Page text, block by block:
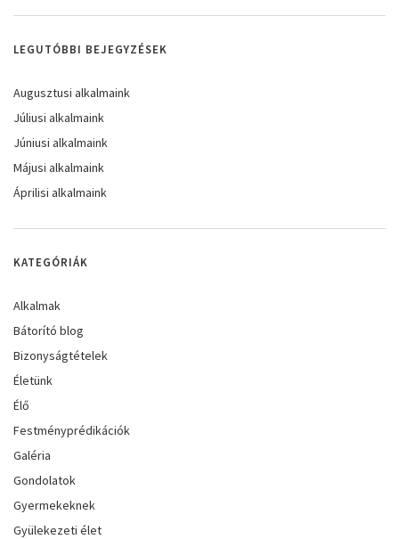
LEGUTÓBBI BEJEGYZÉSEK
Augusztusi alkalmaink
Júliusi alkalmaink
Júniusi alkalmaink
Májusi alkalmaink
Áprilisi alkalmaink
KATEGÓRIÁK
Alkalmak
Bátorító blog
Bizonyságtételek
Életünk
Élő
Festményprédikációk
Galéria
Gondolatok
Gyermekeknek
Gyülekezeti élet